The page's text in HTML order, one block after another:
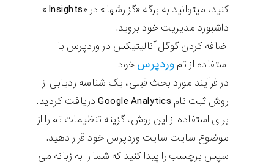
کنید، میتوانید به برگه «گزارشها» در «Insights»
داشبورد مدیریت خود بروید.
اضافه کردن گوگل آنالیتیکس در وردپرس با
استفاده از تم وردپرس خود
در فرآیند مورد بحث قبلی، یک شناسه ردیابی از
روش ثبت نام Google Analytics دریافت کردید.
برای استفاده از این روش، گزینه تنظیمات تم را از
موضوع سایت سایت وردپرس خود قرار دهید.
سپس برچسب را پیدا کنید که شما را به زبانه می